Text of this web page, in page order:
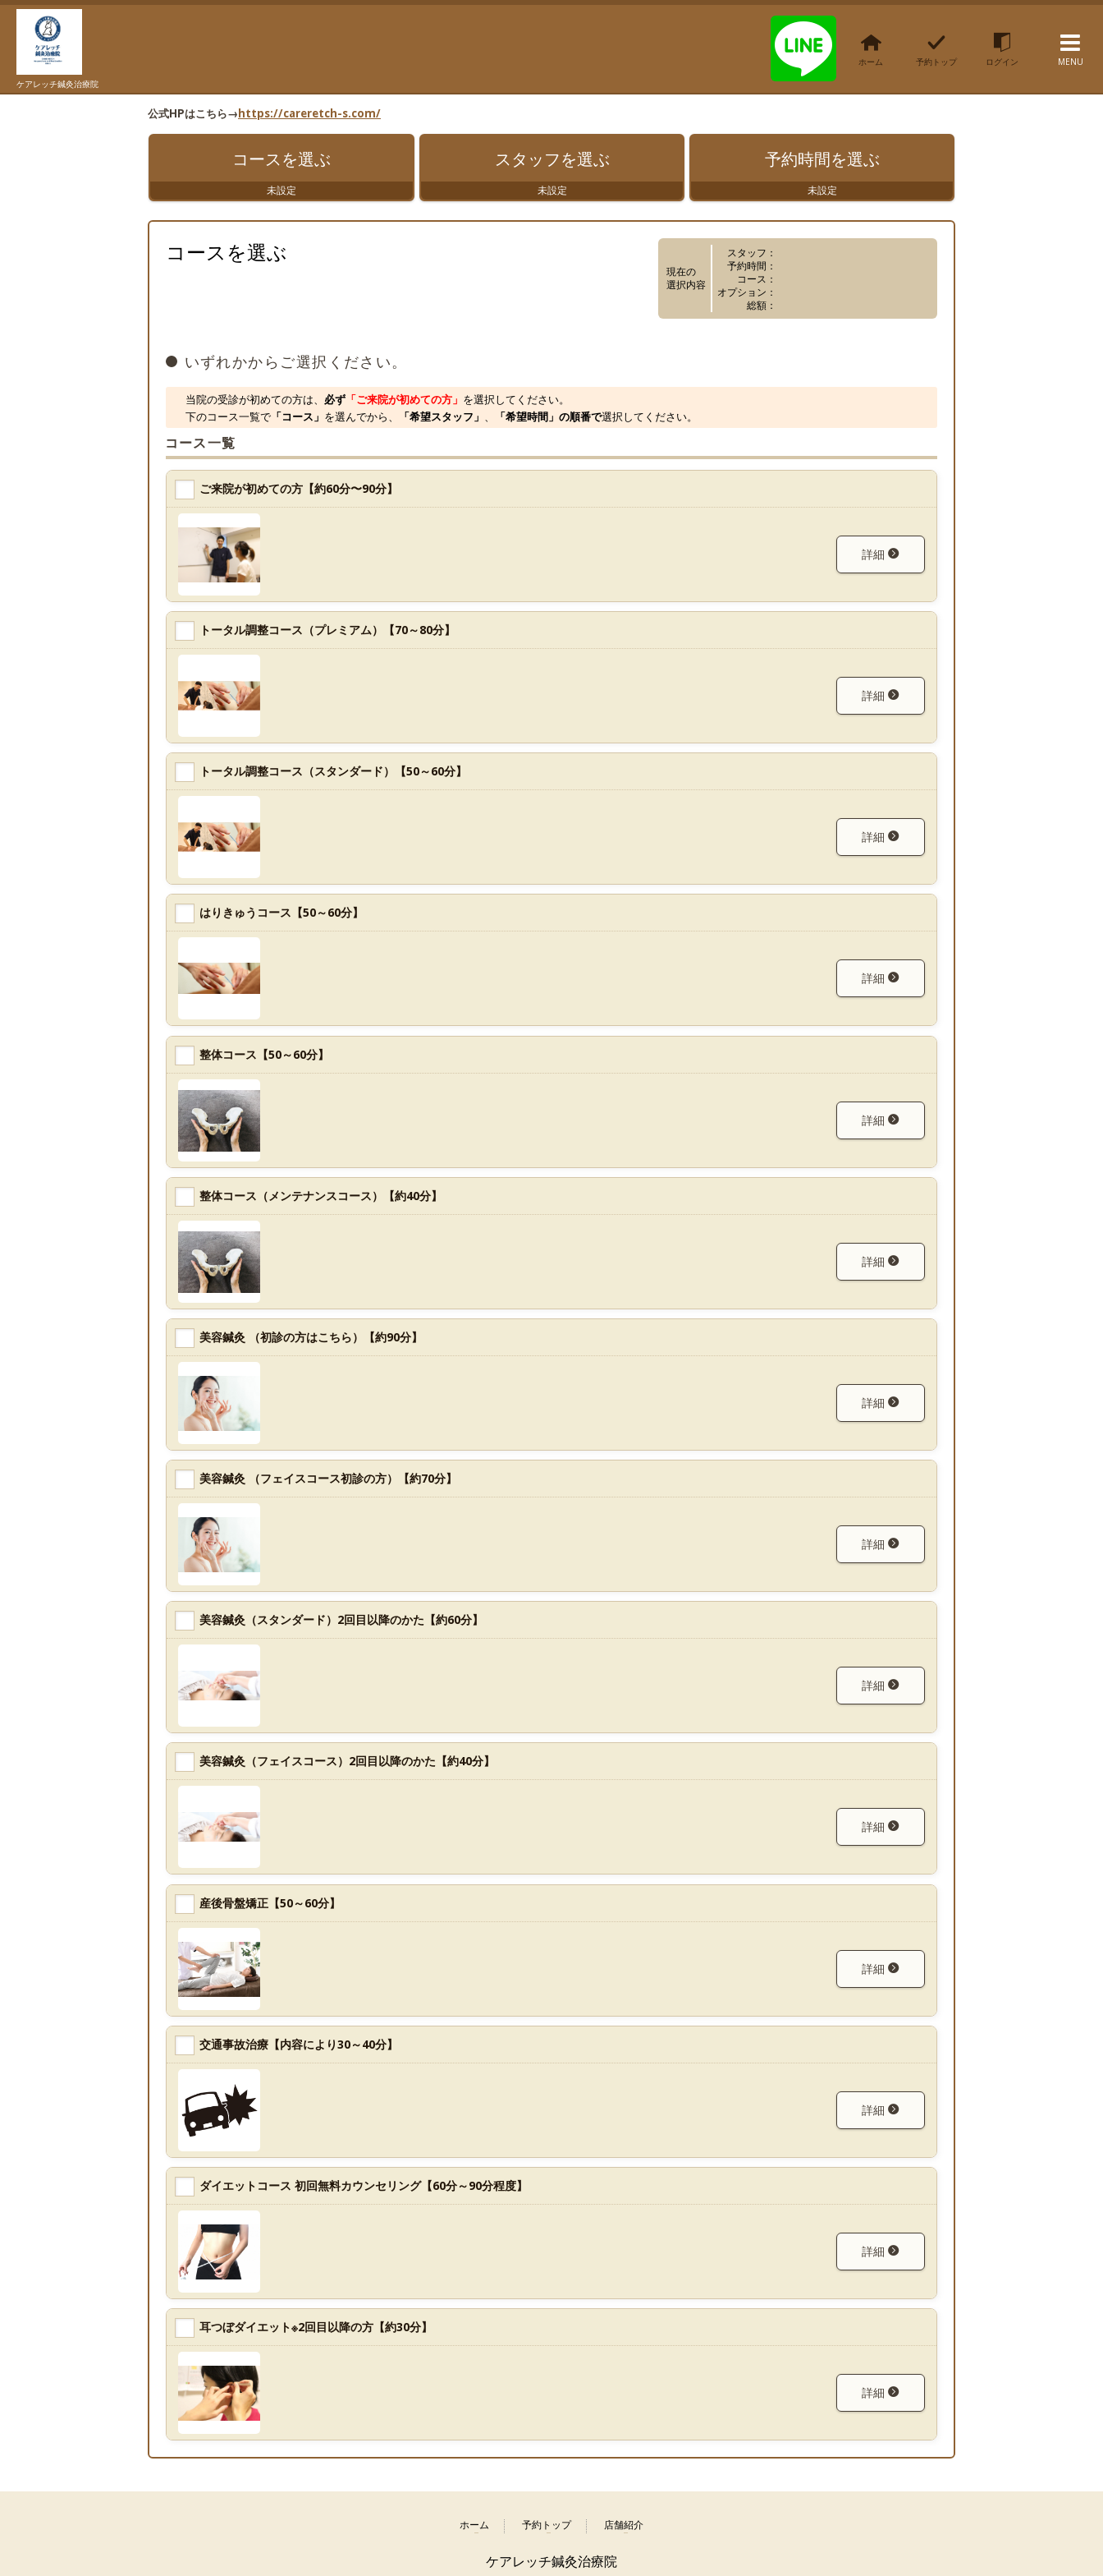
ケアレッチ鍼灸治療院
ホーム 予約トップ ログイン MENU
公式HPはこちら→https://careretch-s.com/
コースを選ぶ
未設定
スタッフを選ぶ
未設定
予約時間を選ぶ
未設定
コースを選ぶ
現在の
選択内容
スタッフ：
予約時間：
コース：
オプション：
総額：
いずれかからご選択ください。
当院の受診が初めての方は、 必ず 「ご来院が初めての方」 を選択してください。
下のコース一覧で 「コース」 を選んでから、 「希望スタッフ」 、 「希望時間」の順番で選択してください。
コース一覧
ご来院が初めての方【約60分〜90分】
詳細
トータル調整コース（プレミアム）【70～80分】
詳細
トータル調整コース（スタンダード）【50～60分】
詳細
はりきゅうコース【50～60分】
詳細
整体コース【50～60分】
詳細
整体コース（メンテナンスコース）【約40分】
詳細
美容鍼灸 （初診の方はこちら）【約90分】
詳細
美容鍼灸 （フェイスコース初診の方）【約70分】
詳細
美容鍼灸（スタンダード）2回目以降のかた【約60分】
詳細
美容鍼灸（フェイスコース）2回目以降のかた【約40分】
詳細
産後骨盤矯正【50～60分】
詳細
交通事故治療【内容により30～40分】
詳細
ダイエットコース 初回無料カウンセリング【60分～90分程度】
詳細
耳つぼダイエット※2回目以降の方【約30分】
詳細
ホーム 予約トップ 店舗紹介
ケアレッチ鍼灸治療院